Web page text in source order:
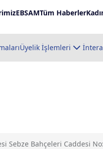
EBSAMTüm Haberler
Üyelik İşlemleri
Sebze Bahçeleri Caddesi